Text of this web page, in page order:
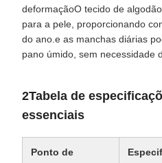
deformaçãoO tecido de
para a pele, proporcionando
do ano.e as manchas diárias
pano úmido, sem necessidade
2Tabela de
essenciais
Ponto de